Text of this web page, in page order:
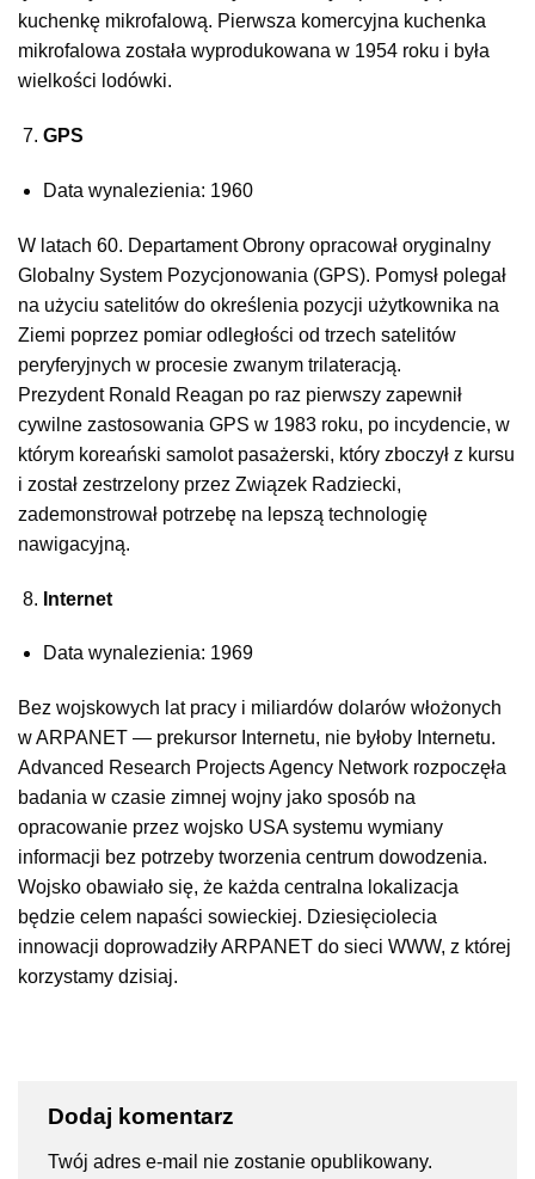
kuchenkę mikrofalową. Pierwsza komercyjna kuchenka
mikrofalowa została wyprodukowana w 1954 roku i była
wielkości lodówki.
GPS
Data wynalezienia: 1960
W latach 60. Departament Obrony opracował oryginalny
Globalny System Pozycjonowania (GPS). Pomysł polegał
na użyciu satelitów do określenia pozycji użytkownika na
Ziemi poprzez pomiar odległości od trzech satelitów
peryferyjnych w procesie zwanym trilateracją.
Prezydent Ronald Reagan po raz pierwszy zapewnił
cywilne zastosowania GPS w 1983 roku, po incydencie, w
którym koreański samolot pasażerski, który zboczył z kursu
i został zestrzelony przez Związek Radziecki,
zademonstrował potrzebę na lepszą technologię
nawigacyjną.
Internet
Data wynalezienia: 1969
Bez wojskowych lat pracy i miliardów dolarów włożonych
w ARPANET — prekursor Internetu, nie byłoby Internetu.
Advanced Research Projects Agency Network rozpoczęła
badania w czasie zimnej wojny jako sposób na
opracowanie przez wojsko USA systemu wymiany
informacji bez potrzeby tworzenia centrum dowodzenia.
Wojsko obawiało się, że każda centralna lokalizacja
będzie celem napaści sowieckiej. Dziesięciolecia
innowacji doprowadziły ARPANET do sieci WWW, z której
korzystamy dzisiaj.
Dodaj komentarz
Twój adres e-mail nie zostanie opublikowany.